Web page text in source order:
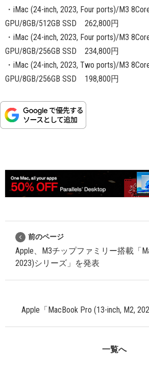
・iMac (24-inch, 2023, Four ports)/M3
GPU/8GB/512GB SSD 262,800円
・iMac (24-inch, 2023, Four ports)/M3
GPU/8GB/256GB SSD 234,800円
・iMac (24-inch, 2023, Two ports)/M3
GPU/8GB/256GB SSD 198,800円
前のページ
Apple、M3チップファミリー搭載「
2023)シリーズ」を発表
Apple「MacBook Pro (13-inch, M2,
一覧へ